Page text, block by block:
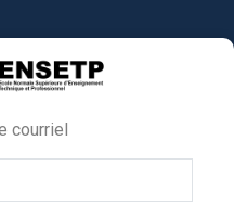
courriel